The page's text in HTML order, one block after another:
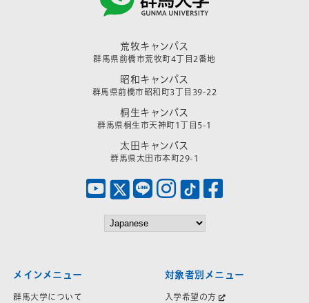
荒牧キャンパス
群馬県前橋市荒牧町4丁目2番地
昭和キャンパス
群馬県前橋市昭和町3丁目39-22
桐生キャンパス
群馬県桐生市天神町1丁目5-1
太田キャンパス
群馬県太田市本町29-1
メインメニュー
群馬大学について
対象者別メニュー
入学希望の方